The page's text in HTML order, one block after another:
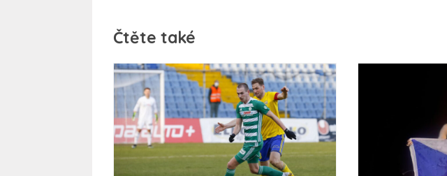
Čtěte také